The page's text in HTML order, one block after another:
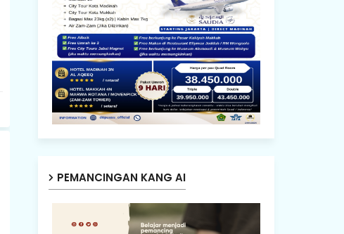
PEMANCINGAN KANG AI